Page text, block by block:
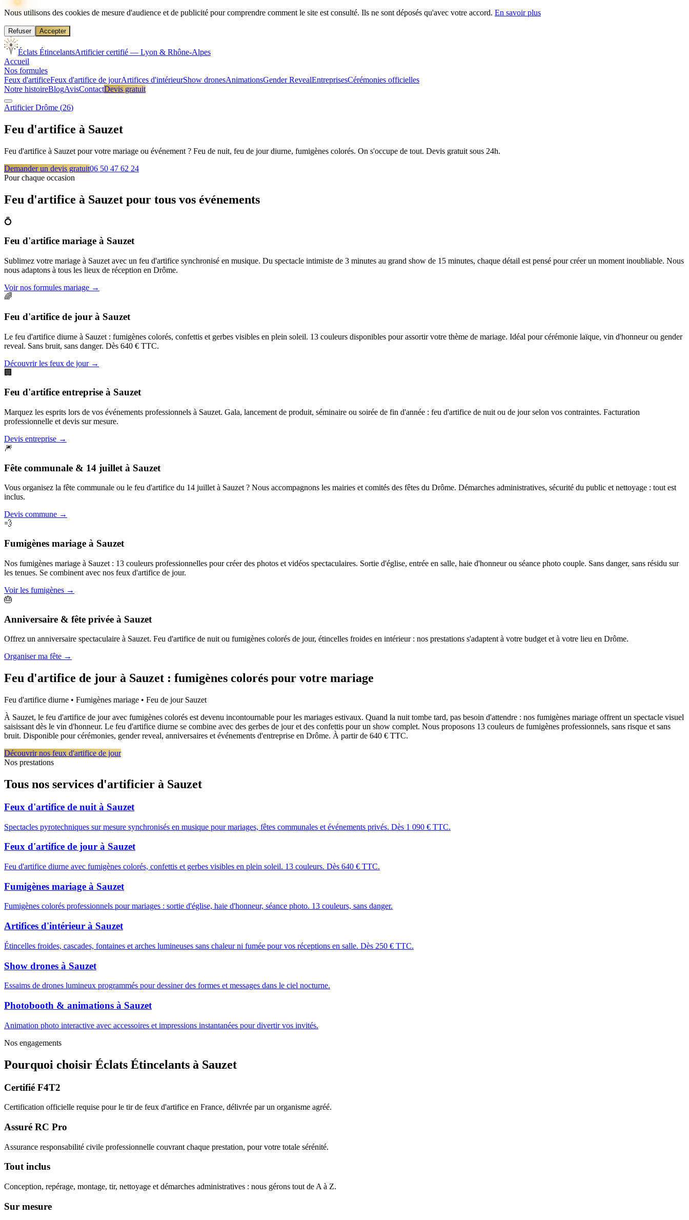
Nous utilisons des cookies de mesure d'audience et de publicité pour comprendre comment le site est consulté. Ils ne sont déposés qu'avec votre accord. En savoir plus
Refuser Accepter
Éclats ÉtincelantsArtificier certifié — Lyon & Rhône-Alpes
Accueil
Nos formules
Feux d'artificeFeux d'artifice de jourArtifices d'intérieurShow dronesAnimationsGender RevealEntreprisesCérémonies officielles
Notre histoireBlogAvisContactDevis gratuit
ArtificierDrôme (26)
Feu d'artifice à Sauzet
Feu d'artifice à Sauzet pour votre mariage ou événement ? Feu de nuit, feu de jour diurne, fumigènes colorés. On s'occupe de tout. Devis gratuit sous 24h.
Demander un devis gratuit06 50 47 62 24
Pour chaque occasion
Feu d'artifice à Sauzet pour tous vos événements
💍
Feu d'artifice mariage à Sauzet
Sublimez votre mariage à Sauzet avec un feu d'artifice synchronisé en musique. Du spectacle intimiste de 3 minutes au grand show de 15 minutes, chaque détail est pensé pour créer un moment inoubliable. Nous
nous adaptons à tous les lieux de réception en Drôme.
Voir nos formules mariage →
🌈
Feu d'artifice de jour à Sauzet
Le feu d'artifice diurne à Sauzet : fumigènes colorés, confettis et gerbes visibles en plein soleil. 13 couleurs disponibles pour assortir votre thème de mariage. Idéal pour cérémonie laïque, vin d'honneur ou gender
reveal. Sans bruit, sans danger. Dès 640 € TTC.
Découvrir les feux de jour→
🏢
Feu d'artifice entreprise à Sauzet
Marquez les esprits lors de vos événements professionnels à Sauzet. Gala, lancement de produit, séminaire ou soirée de fin d'année : feu d'artifice de nuit ou de jour selon vos contraintes. Facturation
professionnelle et devis sur mesure.
Devis entreprise →
🎆
Fête communale & 14 juillet à Sauzet
Vous organisez la fête communale ou le feu d'artifice du 14 juillet à Sauzet ? Nous accompagnons les mairies et comités des fêtes du Drôme. Démarches administratives, sécurité du public et nettoyage : tout est
inclus.
Devis commune →
💨
Fumigènes mariage à Sauzet
Nos fumigènes mariage à Sauzet : 13 couleurs professionnelles pour créer des photos et vidéos spectaculaires. Sortie d'église, entrée en salle, haie d'honneur ou séance photo couple. Sans danger, sans résidu sur
les tenues. Se combinent avec nos feux d'artifice de jour.
Voir les fumigènes →
🎂
Anniversaire & fête privée à Sauzet
Offrez un anniversaire spectaculaire à Sauzet. Feu d'artifice de nuit ou fumigènes colorés de jour, étincelles froides en intérieur : nos prestations s'adaptent à votre budget et à votre lieu en Drôme.
Organiser ma fête →
Feu d'artifice de jour à Sauzet : fumigènes colorés pour votre mariage
Feu d'artifice diurne • Fumigènes mariage • Feu de jour Sauzet
À Sauzet, le feu d'artifice de jour avec fumigènes colorés est devenu incontournable pour les mariages estivaux. Quand la nuit tombe tard, pas besoin d'attendre : nos fumigènes mariage offrent un spectacle visuel
saisissant dès le vin d'honneur. Le feu d'artifice diurne se combine avec des gerbes de jour et des confettis pour un show complet. Nous proposons 13 couleurs de fumigènes professionnels, sans risque et sans
bruit. Disponible pour cérémonies, gender reveal, anniversaires et événements d'entreprise en Drôme. À partir de 640 € TTC.
Découvrir nos feux d'artifice de jour
Nos prestations
Tous nos services d'artificier à Sauzet
Feux d'artifice de nuit à Sauzet
Spectacles pyrotechniques sur mesure synchronisés en musique pour mariages, fêtes communales et événements privés. Dès 1 090 € TTC.
Feux d'artifice de jour à Sauzet
Feu d'artifice diurne avec fumigènes colorés, confettis et gerbes visibles en plein soleil. 13 couleurs. Dès 640 € TTC.
Fumigènes mariage à Sauzet
Fumigènes colorés professionnels pour mariages : sortie d'église, haie d'honneur, séance photo. 13 couleurs, sans danger.
Artifices d'intérieur à Sauzet
Étincelles froides, cascades, fontaines et arches lumineuses sans chaleur ni fumée pour vos réceptions en salle. Dès 250 € TTC.
Show drones à Sauzet
Essaims de drones lumineux programmés pour dessiner des formes et messages dans le ciel nocturne.
Photobooth & animations à Sauzet
Animation photo interactive avec accessoires et impressions instantanées pour divertir vos invités.
Nos engagements
Pourquoi choisir Éclats Étincelants à Sauzet
Certifié F4T2
Certification officielle requise pour le tir de feux d'artifice en France, délivrée par un organisme agréé.
Assuré RC Pro
Assurance responsabilité civile professionnelle couvrant chaque prestation, pour votre totale sérénité.
Tout inclus
Conception, repérage, montage, tir, nettoyage et démarches administratives : nous gérons tout de A à Z.
Sur mesure